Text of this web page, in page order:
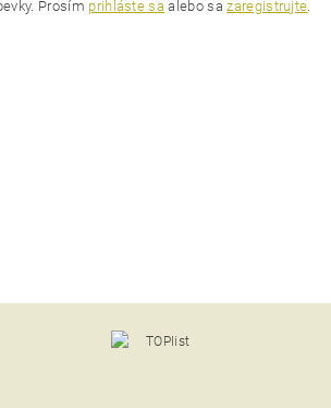
Prosím prihláste sa alebo sazaregistrujte.